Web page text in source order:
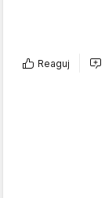
Reaguj